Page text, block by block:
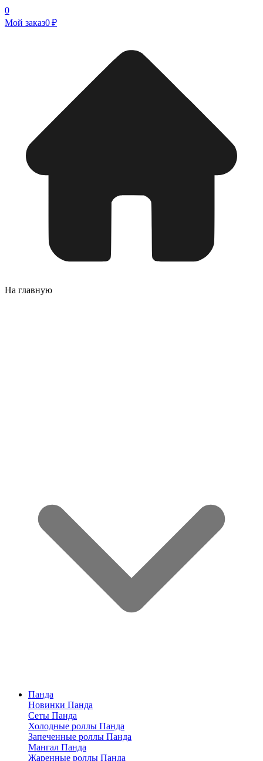
0
Мой заказ0 ₽
На главную
Панда
Новинки Панда
Сеты Панда
Холодные роллы Панда
Запеченные роллы Панда
Мангал Панда
Жаренные роллы Панда